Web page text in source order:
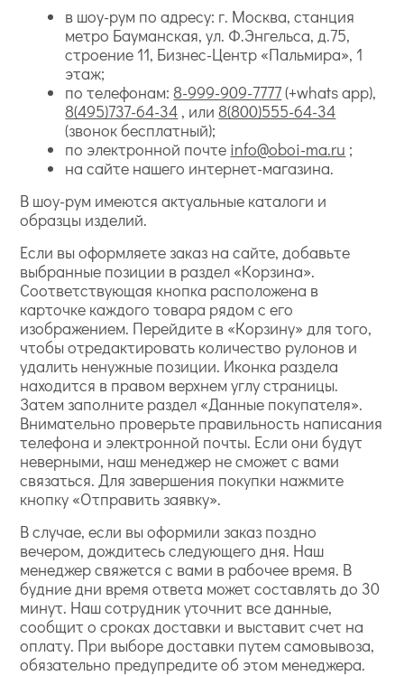
в шоу-рум по адресу: г. Москва, станция
метро Бауманская, ул. Ф.Энгельса, д.75,
строение 11, Бизнес-Центр «Пальмира», 1
этаж;
по телефонам: 8-999-909-7777(+whats app),
8(495)737-64-34 , или 8(800)555-64-34
(звонок бесплатный);
по электронной почте info@oboi-ma.ru ;
на сайте нашего интернет-магазина.
В шоу-рум имеются актуальные каталоги и
образцы изделий.
Если вы оформляете заказ на сайте, добавьте
выбранные позиции в раздел «Корзина».
Соответствующая кнопка расположена в
карточке каждого товара рядом с его
изображением. Перейдите в «Корзину» для того,
чтобы отредактировать количество рулонов и
удалить ненужные позиции. Иконка раздела
находится в правом верхнем углу страницы.
Затем заполните раздел «Данные покупателя».
Внимательно проверьте правильность написания
телефона и электронной почты. Если они будут
неверными, наш менеджер не сможет с вами
связаться. Для завершения покупки нажмите
кнопку «Отправить заявку».
В случае, если вы оформили заказ поздно
вечером, дождитесь следующего дня. Наш
менеджер свяжется с вами в рабочее время. В
будние дни время ответа может составлять до 30
минут. Наш сотрудник уточнит все данные,
сообщит о сроках доставки и выставит счет на
оплату. При выборе доставки путем самовывоза,
обязательно предупредите об этом менеджера.